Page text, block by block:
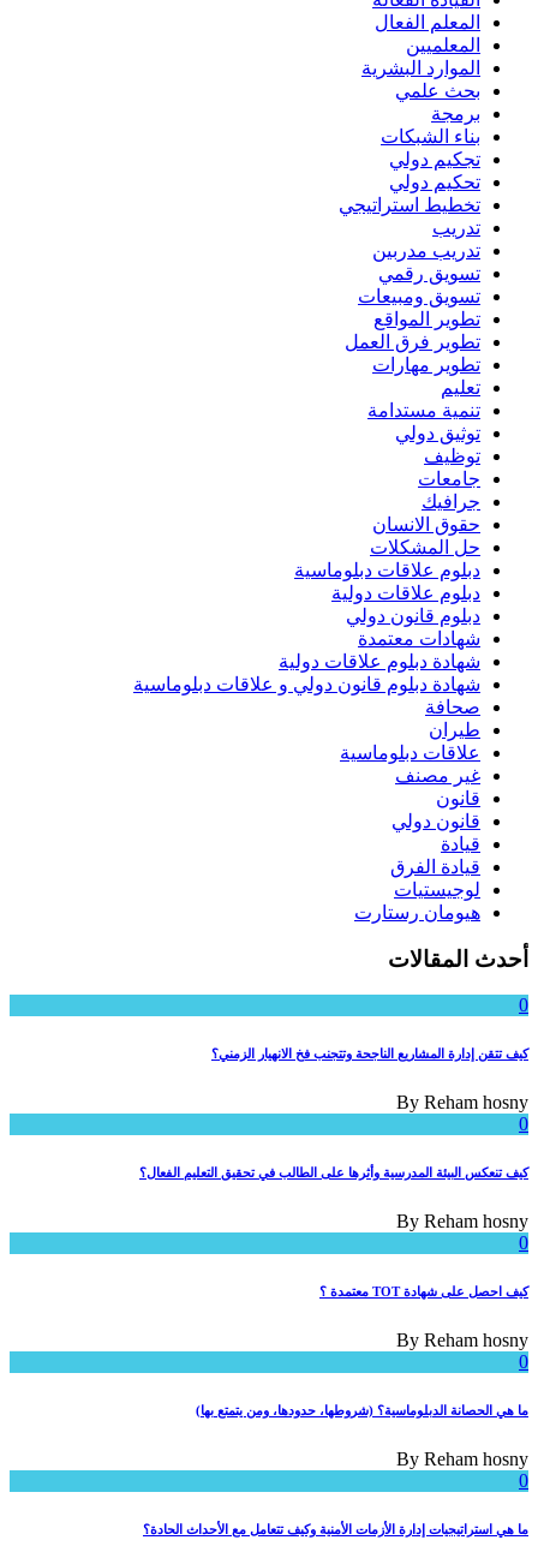
المعلم الفعال
المعلميين
الموارد البشرية
بحث علمي
برمجة
بناء الشبكات
تجكيم دولي
تحكيم دولي
تخطيط استراتيجي
تدريب
تدريب مدربين
تسويق رقمي
تسويق ومبيعات
تطوير المواقع
تطوير فرق العمل
تطوير مهارات
تعليم
تنمية مستدامة
توثيق دولي
توظيف
جامعات
جرافيك
حقوق الانسان
حل المشكلات
دبلوم علاقات دبلوماسية
دبلوم علاقات دولية
دبلوم قانون دولي
شهادات معتمدة
شهادة دبلوم علاقات دولية
شهادة دبلوم قانون دولي و علاقات دبلوماسية
صحافة
طيران
علاقات دبلوماسية
غير مصنف
قانون
قانون دولي
قيادة
قيادة الفرق
لوجيستيات
هيومان رستارت
أحدث المقالات
0
كيف تتقن إدارة المشاريع الناجحة وتتجنب فخ الانهيار الزمني؟
By Reham hosny
0
كيف تنعكس البيئة المدرسية وأثرها على الطالب في تحقيق التعليم الفعال؟
By Reham hosny
0
كيف احصل على شهادة TOT معتمدة ؟
By Reham hosny
0
ما هي الحصانة الدبلوماسية؟ (شروطها، حدودها، ومن يتمتع بها)
By Reham hosny
0
ما هي استراتيجيات إدارة الأزمات الأمنية وكيف تتعامل مع الأحداث الحادة؟